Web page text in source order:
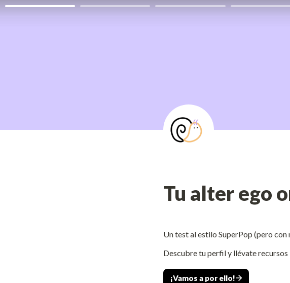
Tu alter ego
Un test al estilo SuperPop (pero con
Descubre tu perfil y llévate recursos
¡Vamos a por ello!